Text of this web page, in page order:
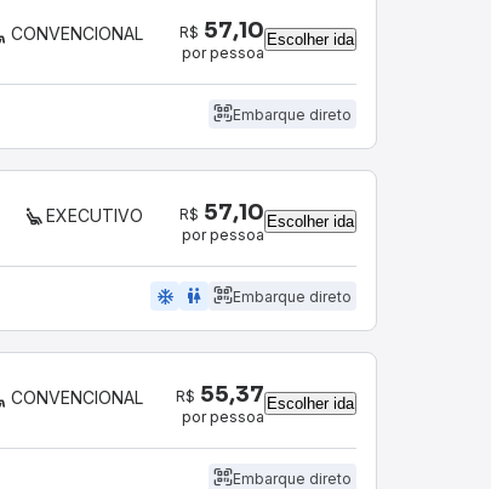
CONVENCIONAL R$ 57,10
por pessoa
Escolher ida
Embarque direto
EXECUTIVO R$ 57,10
por pessoa
Escolher ida
ac_unit wc Embarque direto
CONVENCIONAL R$ 55,37
por pessoa
Escolher ida
Embarque direto